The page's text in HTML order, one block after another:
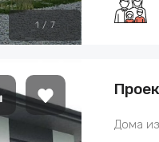
1 / 7
Дома